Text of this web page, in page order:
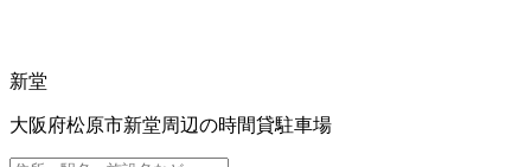
新堂
大阪府松原市新堂周辺の時間貸駐車場